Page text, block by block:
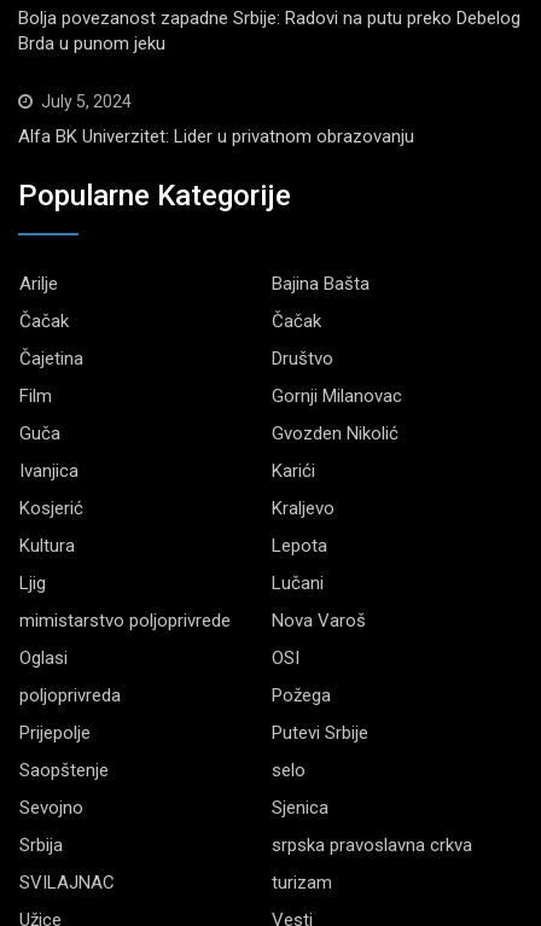
Bolja povezanost zapadne Srbije: Radovi na putu preko Debelog
Brda u punom jeku
July 5, 2024
Alfa BK Univerzitet: Lider u privatnom obrazovanju
Popularne Kategorije
Arilje
Bajina Bašta
Čačak
Čačak
Čajetina
Društvo
Film
Gornji Milanovac
Guča
Gvozden Nikolić
Ivanjica
Karići
Kosjerić
Kraljevo
Kultura
Lepota
Ljig
Lučani
mimistarstvo poljoprivrede
Nova Varoš
Oglasi
OSI
poljoprivreda
Požega
Prijepolje
Putevi Srbije
Saopštenje
selo
Sevojno
Sjenica
Srbija
srpska pravoslavna crkva
SVILAJNAC
turizam
Užice
Vesti